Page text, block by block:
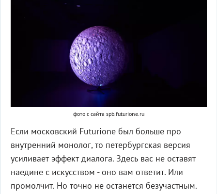
фото с сайта spb.futurione.ru
Если московский Futurione был больше про
внутренний монолог, то петербургская версия
усиливает эффект диалога. Здесь вас не оставят
наедине с искусством - оно вам ответит. Или
промолчит. Но точно не останется безучастным.